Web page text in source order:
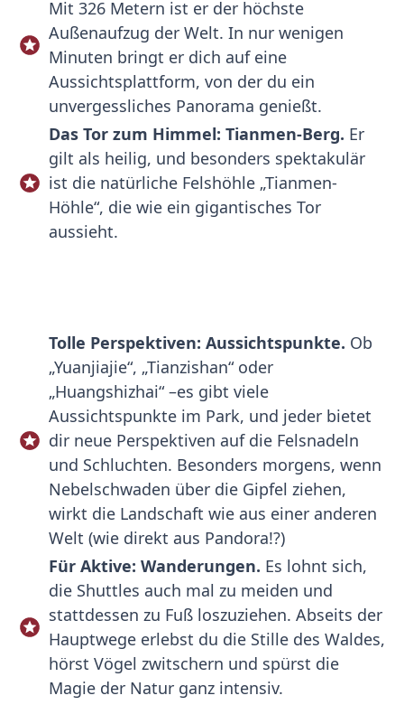
Mit 326 Metern ist er der höchste
Außenaufzug der Welt. In nur wenigen
Minuten bringt er dich auf eine
Aussichtsplattform, von der du ein
unvergessliches Panorama genießt.
Das Tor zum Himmel: Tianmen-Berg. Er
gilt als heilig, und besonders spektakulär
ist die natürliche Felshöhle „Tianmen-
Höhle“, die wie ein gigantisches Tor
aussieht.
Tolle Perspektiven: Aussichtspunkte. Ob
„Yuanjiajie“, „Tianzishan“ oder
„Huangshizhai“ –es gibt viele
Aussichtspunkte im Park, und jeder bietet
dir neue Perspektiven auf die Felsnadeln
und Schluchten. Besonders morgens, wenn
Nebelschwaden über die Gipfel ziehen,
wirkt die Landschaft wie aus einer anderen
Welt (wie direkt aus Pandora!?)
Für Aktive: Wanderungen. Es lohnt sich,
die Shuttles auch mal zu meiden und
stattdessen zu Fuß loszuziehen. Abseits der
Hauptwege erlebst du die Stille des Waldes,
hörst Vögel zwitschern und spürst die
Magie der Natur ganz intensiv.